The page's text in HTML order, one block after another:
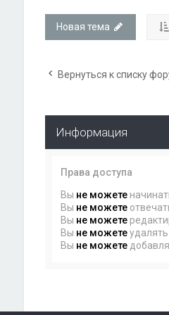
Новая тема
Вернуться к списку
Информация
Права доступа
Вы не можете
Вы не можете
Вы не можете
Вы не можете
Вы не можете